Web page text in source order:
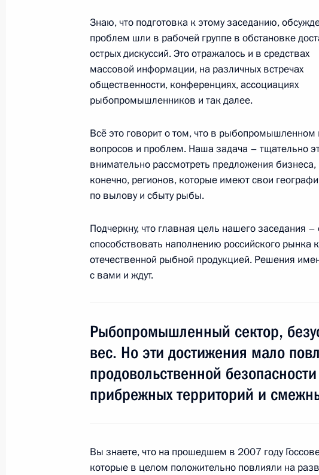
20 октября 2015 года, 15:10 Москва, Кремль
Встреча с офицерами, назначенными на
должности
19 октября 2015 года, понедельник
Заседание президиума Госсовета по вопросам
19 октября 2015 года, 16:40 Московская область, Ново-
16 октября 2015 года, 11:00 Боровое
Заседание Совета глав государств СНГ
15 октября 2015 года, четверг
Знаю, что подготовка к этому заседанию,
проблем шли в рабочей группе в обстановке
острых дискуссий. Это отражалось и в средствах
массовой информации, на различных встречах
общественности, конференциях, ассоциациях
рыбопромышленников и так далее.
Всё это говорит о том, что в
вопросов и проблем. Наша задача – тщательно
внимательно рассмотреть предложения
конечно, регионов, которые имеют свои
по вылову и сбыту рыбы.
Подчеркну, что главная цель нашего заседания
способствовать наполнению российского рынка
отечественной рыбной продукцией. Решения
с вами и ждут.
Рыбопромышленный сектор,
вес. Но эти достижения мало
продовольственной
прибрежных территорий и
Вы знаете, что на прошедшем в 2007 году
которые в целом положительно повлияли на